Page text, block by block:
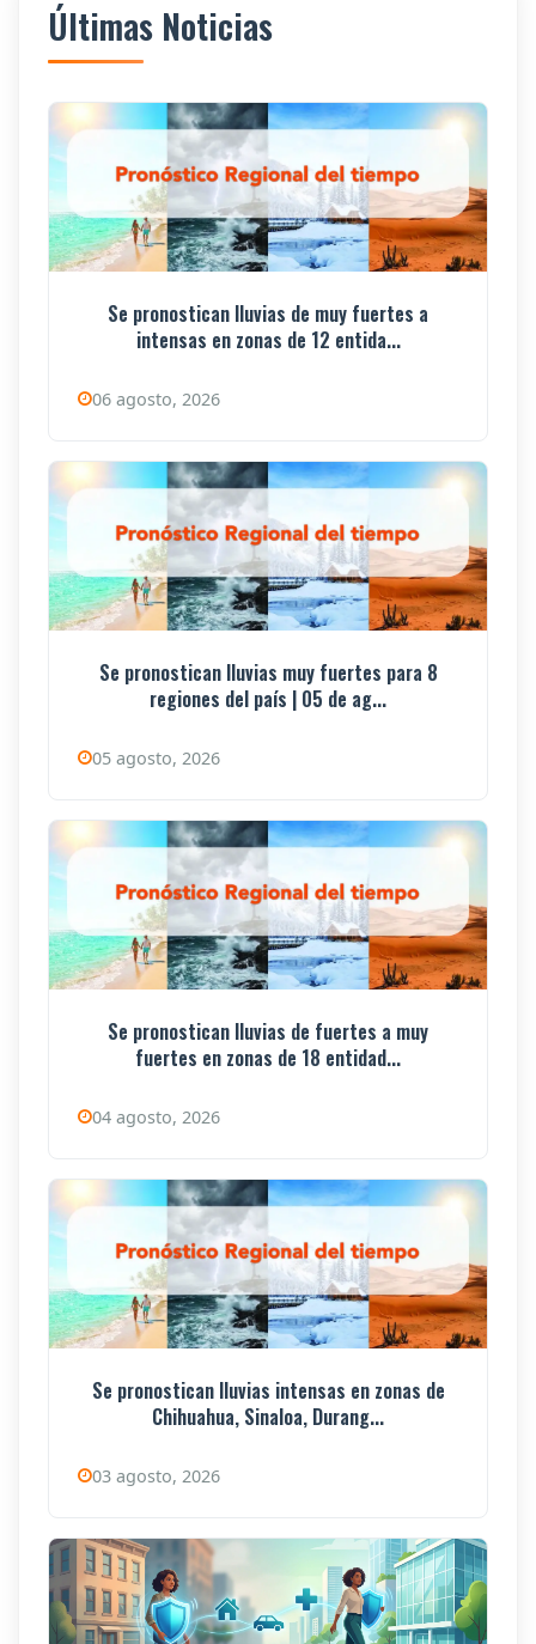
Últimas Noticias
Se pronostican lluvias de muy fuertes a
intensas en zonas de 12 entida...
06 agosto, 2026
Se pronostican lluvias muy fuertes para 8
regiones del país | 05 de ag...
05 agosto, 2026
Se pronostican lluvias de fuertes a muy
fuertes en zonas de 18 entidad...
04 agosto, 2026
Se pronostican lluvias intensas en zonas de
Chihuahua, Sinaloa, Durang...
03 agosto, 2026